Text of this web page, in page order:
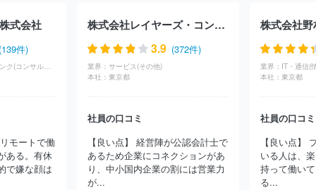
田コンサルティンググループ株式会社
ＳＢＣメディカルグループ株
式会社
株式会社スタイル・エッジ
株式会社リオ・ホールディン
リースタイルエンターテイメント
株式会社カトープレジャーグルー
式会社
件)
コンサル・シンクタンク(コンサルティング)
モートで働
ある。有休
で嫌な顔は
株式会社レイヤーズ・コンサルティング
3.9 (372件)
業界： サービス(その他)
本社： 東京都
社員の口コミ
【良い点】 経営陣が公認会計士で
あるため企業にコネクションがあ
り、中小国内企業の割には営業力
が...
株式会社
業界： IT・通信(
本社： 東京都
社員の口コミ
【良い点】
いる人は、
持って働い
る...